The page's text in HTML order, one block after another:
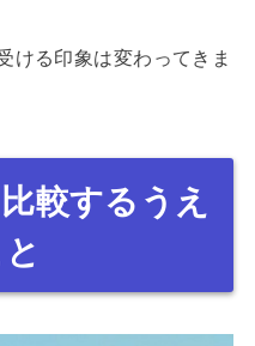
ける印象は変わってきま
較するうえ